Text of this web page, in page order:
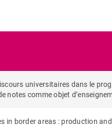
universitaires dans le
notes comme objet
in border areas : production